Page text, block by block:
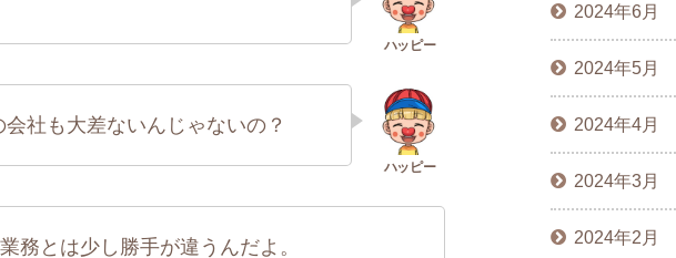
社も大差ないんじゃないの？
務とは少し勝手が違うんだよ。
2024年6月
2024年5月
2024年4月
2024年3月
2024年2月